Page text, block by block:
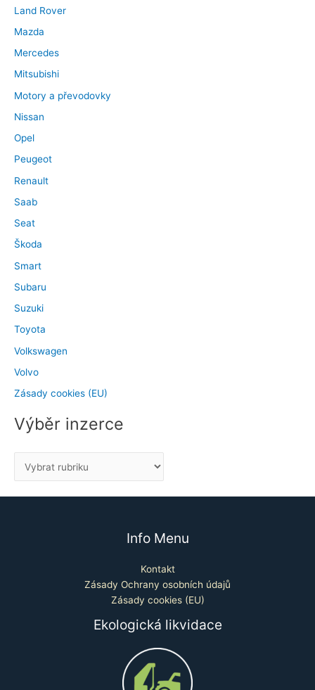
Land Rover
Mazda
Mercedes
Mitsubishi
Motory a převodovky
Nissan
Opel
Peugeot
Renault
Saab
Seat
Škoda
Smart
Subaru
Suzuki
Toyota
Volkswagen
Volvo
Zásady cookies (EU)
Výběr inzerce
Info Menu
Kontakt
Zásady Ochrany osobních údajů
Zásady cookies (EU)
Ekologická likvidace